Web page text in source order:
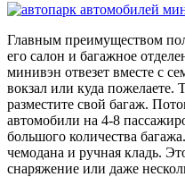
Главным преимуществом
его салон и багажное
минивэн отвезет вместе с
вокзал или куда пожелаете.
разместите свой багаж.
автомобили на 4-8
большого количества
чемодана и ручная кладь.
снаряжение или даже